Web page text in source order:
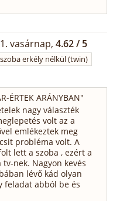
vasárnap, 4.62 / 5
erkély nélkül (twin)
ÉRTEK ARÁNYBAN"
nagy választék
volt az a
emlékeztek meg
probléma volt. A
lett a szoba , ezért a
nek. Nagyon kevés
lévő kád olyan
feladat abból be és